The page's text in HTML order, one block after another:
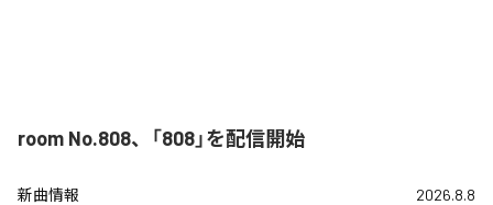
room No.808、「808」を配信開始
新曲情報 2026.8.8